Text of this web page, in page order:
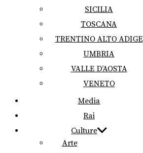
SICILIA
TOSCANA
TRENTINO ALTO ADIGE
UMBRIA
VALLE D’AOSTA
VENETO
Media
Rai
Culture
Arte